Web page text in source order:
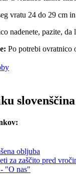
vratu 24 do 29 cm
nadenete, pazite, da
Po potrebi ovratnico
obljuba
za zaščito pred
"O nas"